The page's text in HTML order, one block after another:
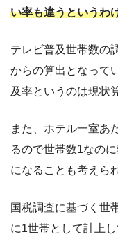
い率も違うというわ
テレビ普及世帯数の
からの算出となって
及率というのは現状
また、ホテル一室あ
るので世帯数1なの
になることも考えら
国税調査に基づく世
に1世帯として計上し